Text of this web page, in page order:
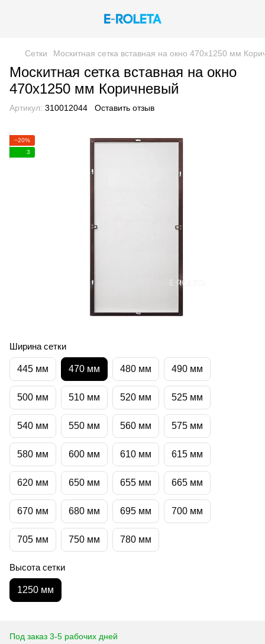
Сетки Москитная сетка вставная на окно 470х1250 мм
Москитная сетка вставная на окно
470х1250 мм Коричневый
Артикул: 310012044 Оставить отзыв
−20%
3
Ширина сетки
445 мм 470 мм 480 мм 490 мм
500 мм 510 мм 520 мм 525 мм
540 мм 550 мм 560 мм 575 мм
580 мм 600 мм 610 мм 615 мм
620 мм 650 мм 655 мм 665 мм
670 мм 680 мм 695 мм 700 мм
705 мм 750 мм 780 мм
Высота сетки
1250 мм
Под заказ 3-5 рабочих дней